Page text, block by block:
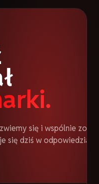
się i wspólnie
się dziś w